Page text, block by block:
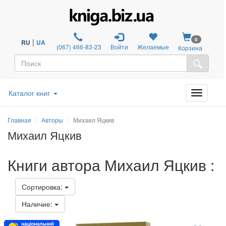
RU | UA (067) 466-83-23 Войти Желаемые
0
Корзина
Каталог книг
Главная Авторы Михаил Яцкив
Михаил Яцкив
Книги автора Михаил Яцкив :
Сортировка:
Наличие: